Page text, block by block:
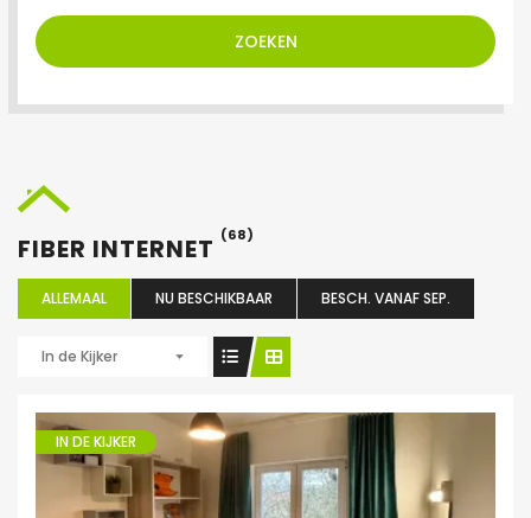
ZOEKEN
FIBER INTERNET (68)
ALLEMAAL NU BESCHIKBAAR BESCH. VANAF SEP.
In de Kijker
IN DE KIJKER